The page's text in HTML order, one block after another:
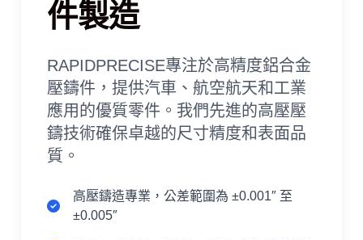
件製造
RAPIDPRECISE專注於高精度鋁合金
壓鑄件，提供汽車、航空航天和工業
應用的優質零件。我們先進的高壓壓
鑄技術確保卓越的尺寸精度和表面品
質。
高壓鑄造專業，公差範圍為 ±0.001″ 至
±0.005″